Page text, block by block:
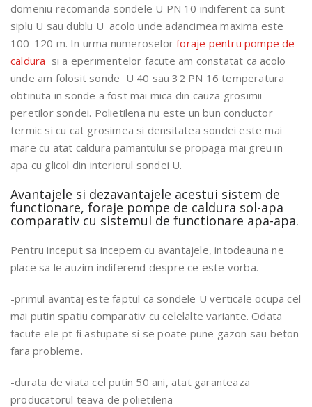
domeniu recomanda sondele U PN 10 indiferent ca sunt
siplu U sau dublu U acolo unde adancimea maxima este
100-120 m. In urma numeroselor foraje pentru pompe de
caldura si a eperimentelor facute am constatat ca acolo
unde am folosit sonde U 40 sau 32 PN 16 temperatura
obtinuta in sonde a fost mai mica din cauza grosimii
peretilor sondei. Polietilena nu este un bun conductor
termic si cu cat grosimea si densitatea sondei este mai
mare cu atat caldura pamantului se propaga mai greu in
apa cu glicol din interiorul sondei U.
Avantajele si dezavantajele acestui sistem de
functionare, foraje pompe de caldura sol-apa
comparativ cu sistemul de functionare apa-apa.
Pentru inceput sa incepem cu avantajele, intodeauna ne
place sa le auzim indiferend despre ce este vorba.
-primul avantaj este faptul ca sondele U verticale ocupa cel
mai putin spatiu comparativ cu celelalte variante. Odata
facute ele pt fi astupate si se poate pune gazon sau beton
fara probleme.
-durata de viata cel putin 50 ani, atat garanteaza
producatorul teava de polietilena